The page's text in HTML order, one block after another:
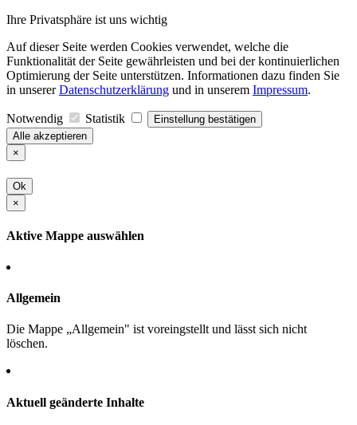
Ihre Privatsphäre ist uns wichtig
Auf dieser Seite werden Cookies verwendet, welche die
Funktionalität der Seite gewährleisten und bei der kontinuierlichen
Optimierung der Seite unterstützen. Informationen dazu finden Sie
in unsererDatenschutzerklärung und in unserem Impressum.
Notwendig Statistik
Einstellung bestätigen
Alle akzeptieren
×
Ok
×
Aktive Mappe auswählen
Allgemein
Die Mappe „Allgemein" ist voreingstellt und lässt sich nicht
löschen.
Aktuell geänderte Inhalte